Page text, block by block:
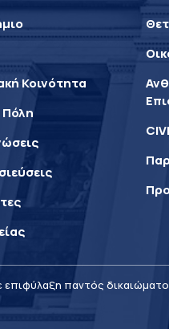
Κοινότητα
παντός